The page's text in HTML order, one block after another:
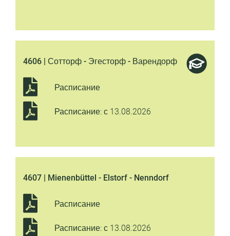
4606 | Сотторф - Эгесторф - Варендорф
Расписание
Расписание: с 13.08.2026
4607 | Mienenbüttel - Elstorf - Nenndorf
Расписание
Расписание: с 13.08.2026